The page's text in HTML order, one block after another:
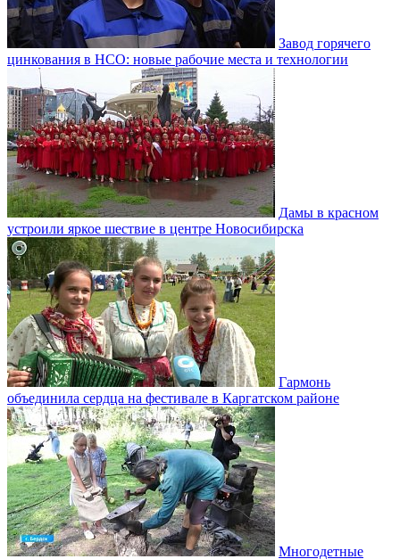
Завод горячего
цинкования в НСО: новые рабочие места и технологии
Дамы в красном
устроили яркое шествие в центре Новосибирска
Гармонь
объединила сердца на фестивале в Каргатском районе
Многодетные